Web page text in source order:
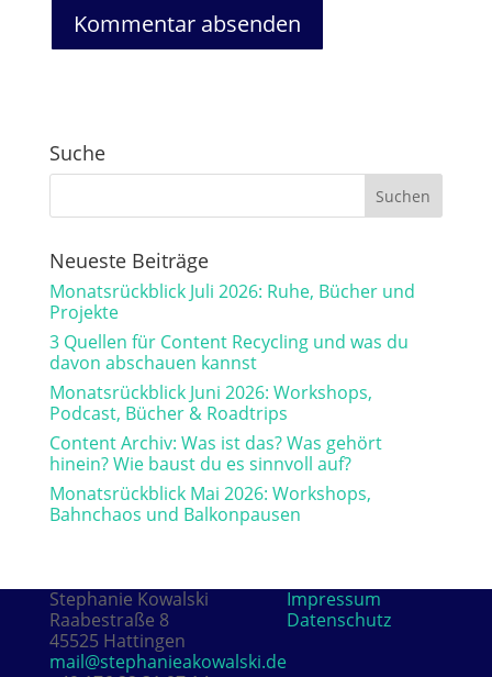
Suche
Neueste Beiträge
Monatsrückblick Juli 2026: Ruhe, Bücher und
Projekte
3 Quellen für Content Recycling und was du
davon abschauen kannst
Monatsrückblick Juni 2026: Workshops,
Podcast, Bücher & Roadtrips
Content Archiv: Was ist das? Was gehört
hinein? Wie baust du es sinnvoll auf?
Monatsrückblick Mai 2026: Workshops,
Bahnchaos und Balkonpausen
Stephanie Kowalski
Raabestraße 8
45525 Hattingen
mail@stephanieakowalski.de
Impressum
Datenschutz